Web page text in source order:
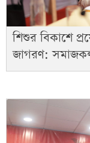
শিশুর বিকাশে
জাগরণ: